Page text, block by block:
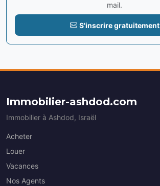
mail.
S'inscrire gratuitement
Immobilier-ashdod.com
Immobilier à Ashdod, Israël
Acheter
Louer
Vacances
Nos Agents